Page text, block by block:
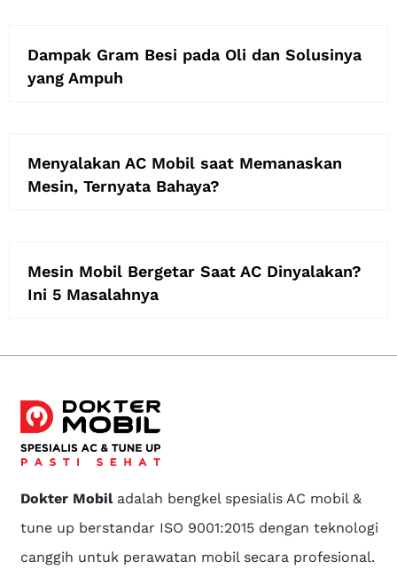
Dampak Gram Besi pada Oli dan Solusinya
yang Ampuh
Menyalakan AC Mobil saat Memanaskan
Mesin, Ternyata Bahaya?
Mesin Mobil Bergetar Saat AC Dinyalakan?
Ini 5 Masalahnya
Dokter Mobiladalah bengkel spesialis AC mobil &
tune up berstandar ISO 9001:2015 dengan teknologi
canggih untuk perawatan mobil secara profesional.